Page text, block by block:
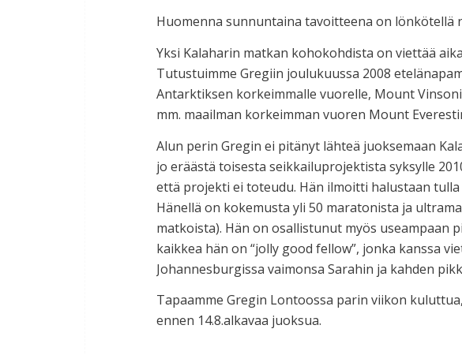
Huomenna sunnuntaina tavoitteena on lönkötellä
Yksi Kalaharin matkan kohokohdista on viettää
Tutustuimme Gregiin joulukuussa 2008
Antarktiksen korkeimmalle vuorelle, Mount
mm. maailman korkeimman vuoren Mount
Alun perin Gregin ei pitänyt lähteä juoksemaan
jo eräästä toisesta seikkailuprojektista syksylle
että projekti ei toteudu. Hän ilmoitti halustaan
Hänellä on kokemusta yli 50 maratonista ja
matkoista). Hän on osallistunut myös useampaan
kaikkea hän on “jolly good fellow”, jonka kanssa
Johannesburgissa vaimonsa Sarahin ja kahden
Tapaamme Gregin Lontoossa parin viikon
ennen 14.8.alkavaa juoksua.